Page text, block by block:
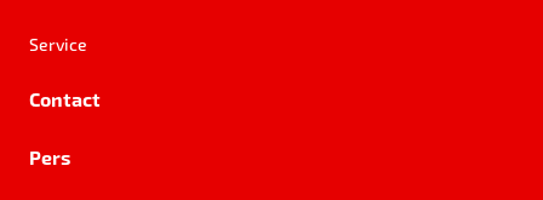
Service
Contact
Pers